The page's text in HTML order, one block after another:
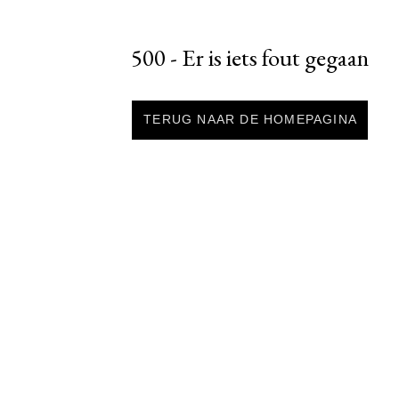
500 - Er is iets fout gegaan
TERUG NAAR DE HOMEPAGINA